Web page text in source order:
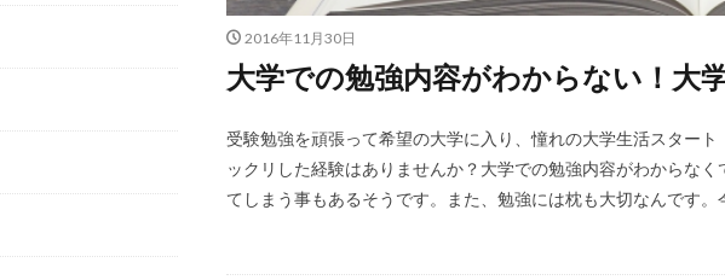
2016年11月30日
大学での勉強内容がわからない！大
受験勉強を頑張って希望の大学に入り、憧れの大学生活スター
ックリした経験はありませんか？大学での勉強内容がわからな
てしまう事もあるそうです。また、勉強には枕も大切なんです